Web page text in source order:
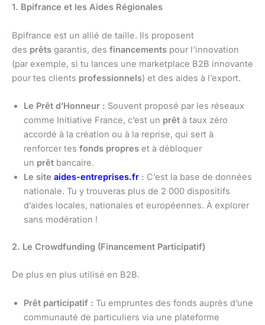
1. Bpifrance et les Aides Régionales
Bpifrance est un allié de taille. Ils proposent
des prêts garantis, des financements pour l’innovation
(par exemple, si tu lances une marketplace B2B innovante
pour tes clients professionnels) et des aides à l’export.
Le Prêt d’Honneur : Souvent proposé par les réseaux
comme Initiative France, c’est un prêt à taux zéro
accordé à la création ou à la reprise, qui sert à
renforcer tes fonds propres et à débloquer
un prêt bancaire.
Le site aides-entreprises.fr : C’est la base de données
nationale. Tu y trouveras plus de 2 000 dispositifs
d’aides locales, nationales et européennes. À explorer
sans modération !
2. Le Crowdfunding (Financement Participatif)
De plus en plus utilisé en B2B.
Prêt participatif : Tu empruntes des fonds auprès d’une
communauté de particuliers via une plateforme